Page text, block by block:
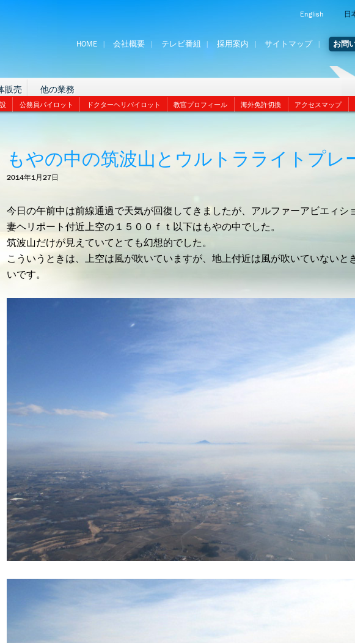
English 日
HOME 会社概要 テレビ番組 採用案内 サイトマップ お問
販売 他の業務
公務員パイロット ドクターヘリパイロット 教官プロフィール 海外免許切換 アクセスマップ
もやの中の筑波山とウルトラライトプレ
2014年1月27日
今日の午前中は前線通過で天気が回復してきましたが、アルファーアビエィシ
妻ヘリポート付近上空の１５００ｆｔ以下はもやの中でした。
筑波山だけが見えていてとても幻想的でした。
こういうときは、上空は風が吹いていますが、地上付近は風が吹いていないと
いです。
ント！’
ター 操縦士・整備士｜募集情報’
イトを実施しました！！’